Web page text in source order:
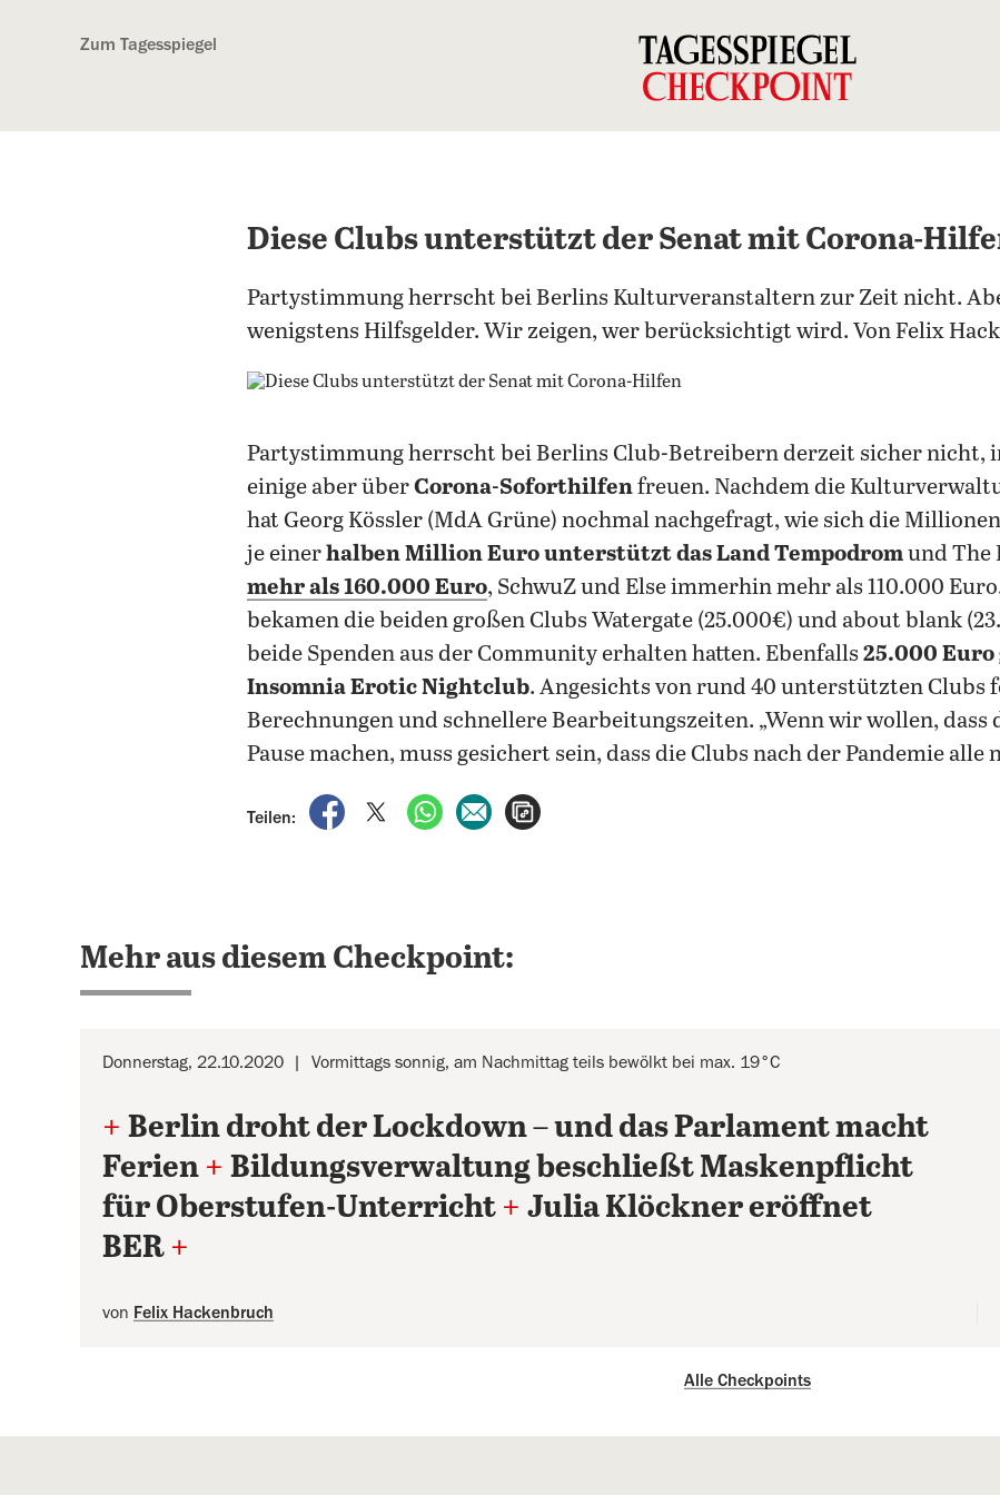
Zum Tagesspiegel
Diese Clubs unterstützt der Senat mit Corona-
Partystimmung herrscht bei Berlins Kulturveranstaltern zur Zeit nicht.
wenigstens Hilfsgelder. Wir zeigen, wer berücksichtigt wird. Von Felix
Partystimmung herrscht bei Berlins Club-Betreibern derzeit sicher nicht,
einige aber überCorona-Soforthilfenfreuen. Nachdem die
hat Georg Kössler (MdA Grüne) nochmal nachgefragt, wie sich die
je einerhalben Million Euro unterstützt das Land Tempodromund The
mehr als 160.000 Euro, SchwuZ und Else immerhin mehr als 110.000
bekamen die beiden großen Clubs Watergate (25.000€) und about blank
beide Spenden aus der Community erhalten hatten. Ebenfalls25.000 Euro
Insomnia Erotic Nightclub. Angesichts von rund 40 unterstützten Clubs
Berechnungen und schnellere Bearbeitungszeiten. „Wenn wir wollen, dass
Pause machen, muss gesichert sein, dass die Clubs nach der Pandemie alle
Teilen:
auf Facebook teilen
auf X teilenper WhatsApp teilen
per E-Mail teilen
Mehr aus diesem Checkpoint:
Donnerstag, 22.10.2020 Vormittags sonnig, am Nachmittag teils bewölkt bei max. 19°C
+ Berlin droht der Lockdown – und das Parlament macht
Ferien + Bildungsverwaltung beschließt Maskenpflicht
für Oberstufen-Unterricht + Julia Klöckner eröffnet
BER +
von Felix Hackenbruch
Alle Checkpoints